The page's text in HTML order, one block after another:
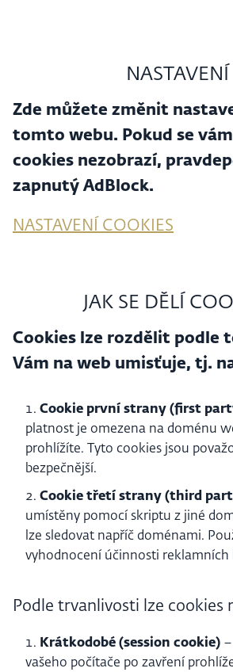
NASTAVENÍ
Zde můžete změnit
tomto webu. Pokud se
cookies nezobrazí,
zapnutý AdBlock.
NASTAVENÍ COOKIES
JAK SE DĚLÍ
Cookies lze rozdělit podle
Vám na web umisťuje, tj.
Cookie první strany (first
platnost je omezena na doménu
prohlížíte. Tyto cookies jsou
bezpečnější.
Cookie třetí strany (third
umístěny pomocí skriptu z jiné
lze sledovat napříč doménami.
vyhodnocení účinnosti reklamních
Podle trvanlivosti lze cookies
Krátkodobé (session cookie)
vašeho počítače po zavření